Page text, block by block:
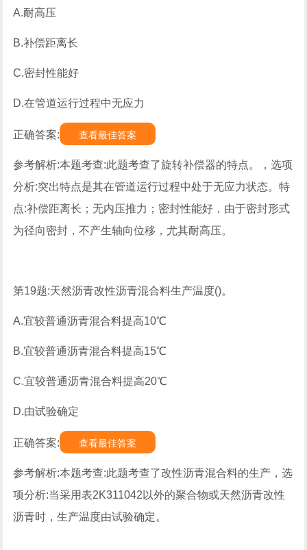
A.耐高压
B.补偿距离长
C.密封性能好
D.在管道运行过程中无应力
正确答案: 查看最佳答案
参考解析:本题考查:此题考查了旋转补偿器的特点。，选项
分析:突出特点是其在管道运行过程中处于无应力状态。特
点:补偿距离长；无内压推力；密封性能好，由于密封形式
为径向密封，不产生轴向位移，尤其耐高压。
第19题:天然沥青改性沥青混合料生产温度()。
A.宜较普通沥青混合料提高10℃
B.宜较普通沥青混合料提高15℃
C.宜较普通沥青混合料提高20℃
D.由试验确定
正确答案: 查看最佳答案
参考解析:本题考查:此题考查了改性沥青混合料的生产，选
项分析:当采用表2K311042以外的聚合物或天然沥青改性
沥青时，生产温度由试验确定。